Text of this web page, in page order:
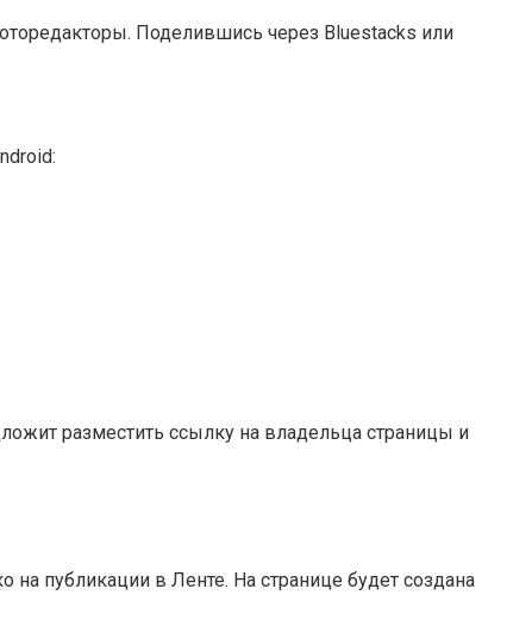
Поделившись через Bluestacks или
разместить ссылку на владельца страницы и
публикации в Ленте. На странице будет создана